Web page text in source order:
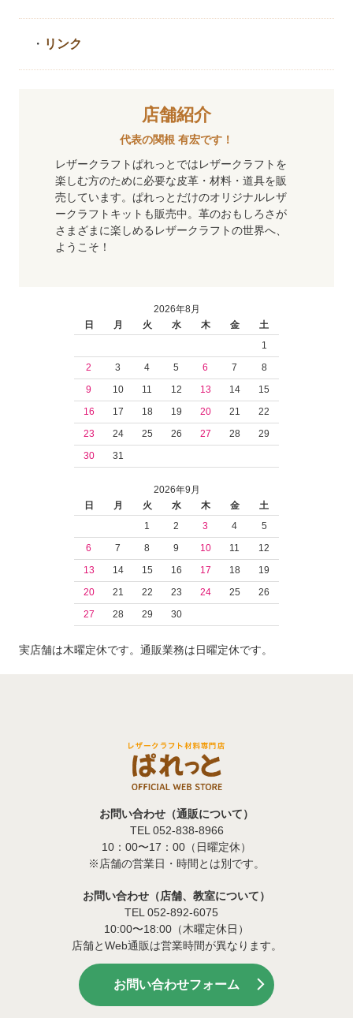
・ リンク
店舗紹介
代表の関根 有宏です！
レザークラフトぱれっとではレザークラフトを
楽しむ方のために必要な皮革・材料・道具を販
売しています。ぱれっとだけのオリジナルレザ
ークラフトキットも販売中。革のおもしろさが
さまざまに楽しめるレザークラフトの世界へ、
ようこそ！
2026年8月
日
月 火 水 木 金
土
1
2
3 4 5 6 7
8
9
10 11 12 13 14
15
16
17 18 19 20 21
22
23
24 25 26 27 28
29
30
31
2026年9月
日
月 火 水 木 金
土
1
2 3 4
5
6
7 8 9 10 11
12
13
14 15 16 17 18
19
20
21 22 23 24 25
26
27
28 29 30
実店舗は木曜定休です。通販業務は日曜定休です。
お問い合わせ（通販について）
TEL 052-838-8966
10：00〜17：00（日曜定休）
※店舗の営業日・時間とは別です。
お問い合わせ（店舗、教室について）
TEL 052-892-6075
10:00〜18:00（木曜定休日）
店舗とWeb通販は営業時間が異なります。
お問い合わせフォーム